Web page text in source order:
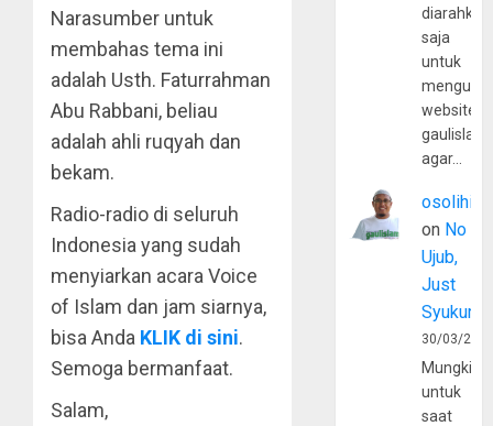
Narasumber untuk
membahas tema ini
adalah Usth. Faturrahman
Abu Rabbani, beliau
adalah ahli ruqyah dan
bekam.
Radio-radio di seluruh
Indonesia yang sudah
menyiarkan acara Voice
of Islam dan jam siarnya,
bisa Anda KLIK di sini.
Semoga bermanfaat.
Salam,
diarahkan
saja
untuk
website
agar…
osolihin
on No
Ujub,
Just
Syukur
30/03/
Mungkin
untuk
saat